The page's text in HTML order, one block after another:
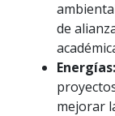
de
Energías:
mejorar